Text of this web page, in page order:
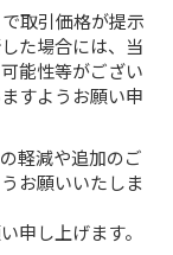
取引価格が提示
た場合には、当
能性等がござい
すようお願い申
軽減や追加のご
お願いいたしま
申し上げます。